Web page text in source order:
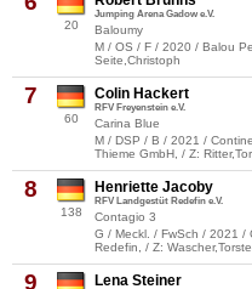
20
Jumping Arena Gadow e.V.
Baloumy
M / OS / F / 2020 / Balou
Seite,Christoph
7
60
Colin Hackert
RFV Freyenstein e.V.
Carina Blue
M / DSP / B / 2021 /
Thieme GmbH, / Z:
8
138
Henriette Jacoby
RFV Landgestüt Redefin e.V.
Contagio 3
G / Meckl. / FwSch / 2021
Redefin, / Z:
9 Lena Steiner